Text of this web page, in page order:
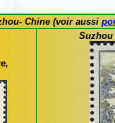
Chine (voir aussi
Suzhou